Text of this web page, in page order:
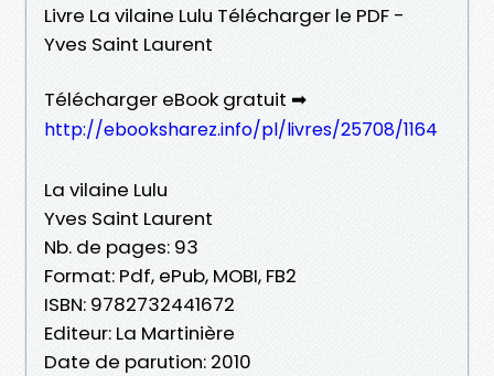
Livre La vilaine Lulu Télécharger le PDF -
Yves Saint Laurent
Télécharger eBook gratuit ➡
http://ebooksharez.info/pl/livres/25708/1164
La vilaine Lulu
Yves Saint Laurent
Nb. de pages: 93
Format: Pdf, ePub, MOBI, FB2
ISBN: 9782732441672
Editeur: La Martinière
Date de parution: 2010